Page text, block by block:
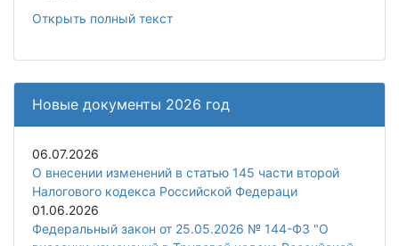
Открыть полный текст
Новые документы 2026 год
06.07.2026
О внесении изменений в статью 145 части второй
Налогового кодекса Российской Федераци
01.06.2026
Федеральный закон от 25.05.2026 № 144-ФЗ "О